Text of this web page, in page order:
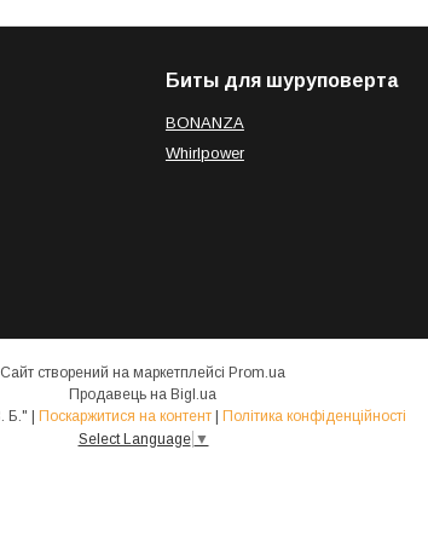
Биты для шуруповерта
BONANZA
Whirlpower
Сайт створений на маркетплейсі Prom.ua
Продавець на Bigl.ua
Поскаржитися на контент
Політика конфіденційності
Select Language ▼